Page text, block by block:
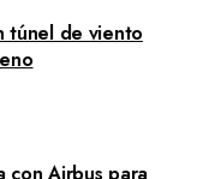
túnel de viento
con Airbus para